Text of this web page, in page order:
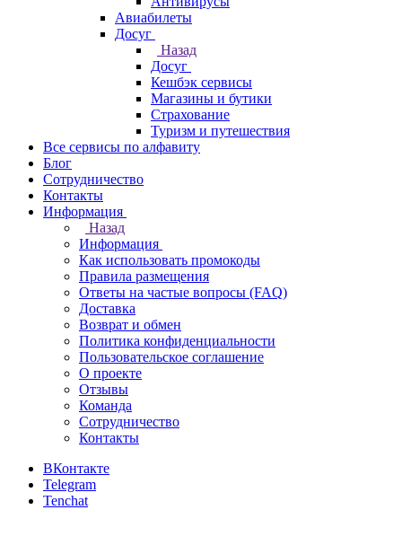
Авиабилеты
Досуг
Назад
Досуг
Кешбэк сервисы
Магазины и бутики
Страхование
Туризм и путешествия
Все сервисы по алфавиту
Блог
Сотрудничество
Контакты
Информация
Назад
Информация
Как использовать промокоды
Правила размещения
Ответы на частые вопросы (FAQ)
Доставка
Возврат и обмен
Политика конфиденциальности
Пользовательское соглашение
О проекте
Отзывы
Команда
Сотрудничество
Контакты
ВКонтакте
Telegram
Tenchat